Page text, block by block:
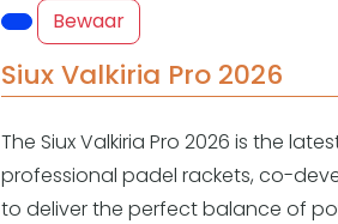
Overige
Ranglijsten
Nationale Toernooien
Internationale toernooien
Bewaar
Siux Valkiria Pro 2026
The Siux Valkiria Pro 2026 is the
professional padel rackets, co-
to deliver the perfect balance of